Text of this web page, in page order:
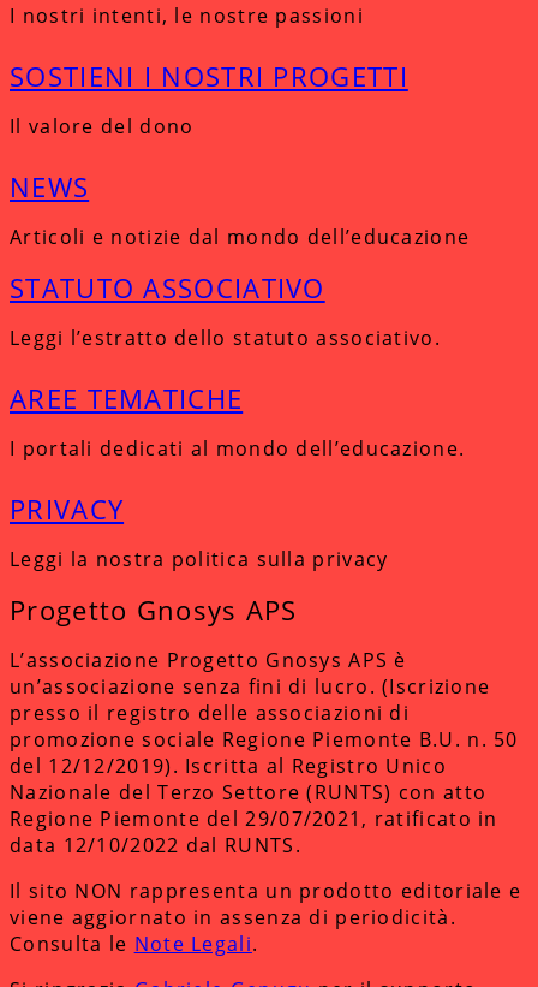
I nostri intenti, le nostre passioni
SOSTIENI I NOSTRI PROGETTI
Il valore del dono
NEWS
Articoli e notizie dal mondo dell’educazione
STATUTO ASSOCIATIVO
Leggi l’estratto dello statuto associativo.
AREE TEMATICHE
I portali dedicati al mondo dell’educazione.
PRIVACY
Leggi la nostra politica sulla privacy
Progetto Gnosys APS
L’associazione Progetto Gnosys APS è
un’associazione senza fini di lucro. (Iscrizione
presso il registro delle associazioni di
promozione sociale Regione Piemonte B.U. n. 50
del 12/12/2019). Iscritta al Registro Unico
Nazionale del Terzo Settore (RUNTS) con atto
Regione Piemonte del 29/07/2021, ratificato in
data 12/10/2022 dal RUNTS.
Il sito NON rappresenta un prodotto editoriale e
viene aggiornato in assenza di periodicità.
Consulta le Note Legali.